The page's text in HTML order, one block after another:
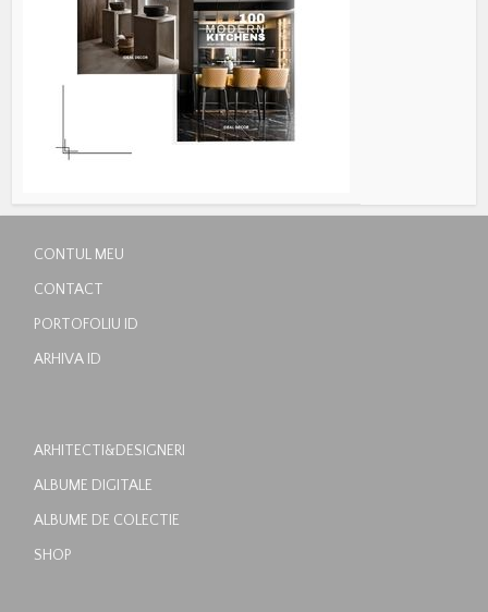
CONTUL MEU
CONTACT
PORTOFOLIU ID
ARHIVA ID
ARHITECTI&DESIGNERI
ALBUME DIGITALE
ALBUME DE COLECTIE
SHOP